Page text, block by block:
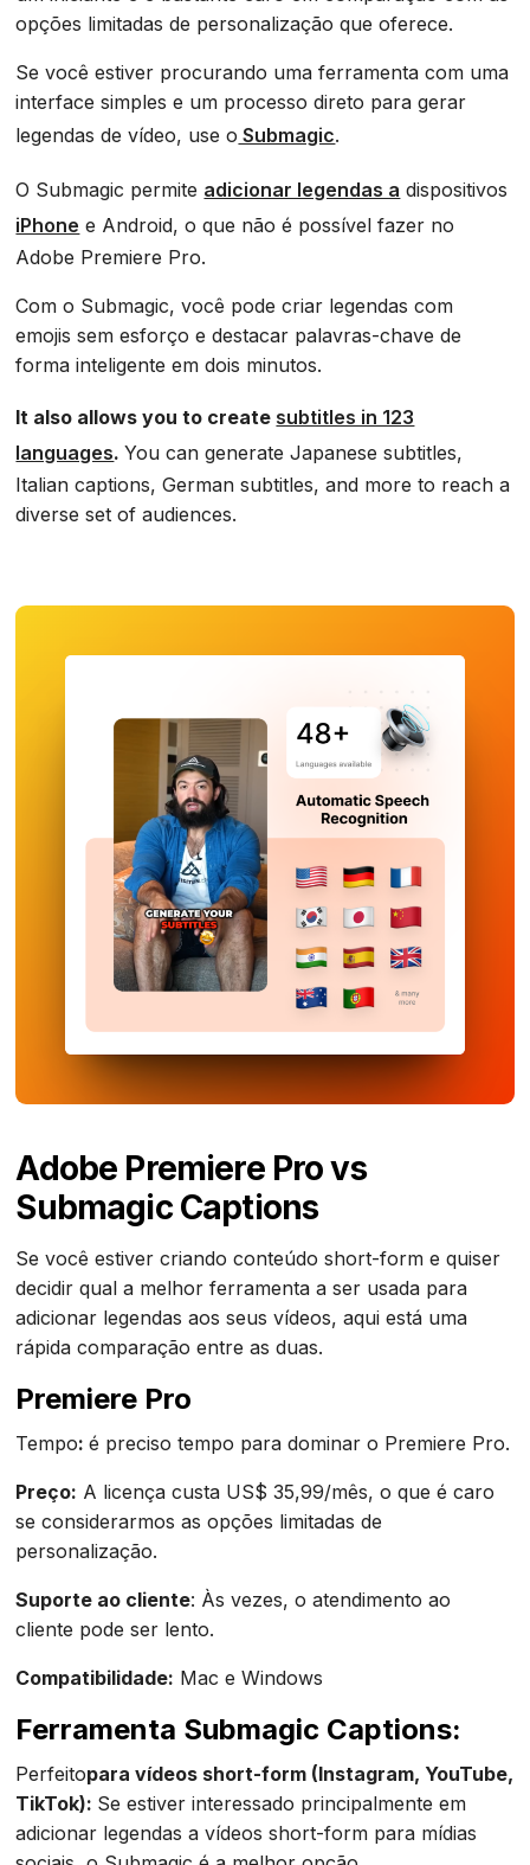
opções limitadas de personalização que oferece.
Se você estiver procurando uma ferramenta com uma
interface simples e um processo direto para gerar
legendas de vídeo, use o Submagic.
O Submagic permite adicionar legendas a dispositivos
iPhone e Android, o que não é possível fazer no
Adobe Premiere Pro.
Com o Submagic, você pode criar legendas com
emojis sem esforço e destacar palavras-chave de
forma inteligente em dois minutos.
It also allows you to create subtitles in 123
languages.You can generate Japanese subtitles,
Italian captions, German subtitles, and more to reach a
diverse set of audiences.
Adobe Premiere Pro vs
Submagic Captions
‍Se você estiver criando conteúdo short-form e quiser
decidir qual a melhor ferramenta a ser usada para
adicionar legendas aos seus vídeos, aqui está uma
rápida comparação entre as duas.
Premiere Pro
‍Tempo:é preciso tempo para dominar o Premiere Pro.
Preço: A licença custa US$ 35,99/mês, o que é caro
se considerarmos as opções limitadas de
personalização.
Suporte ao cliente: Às vezes, o atendimento ao
cliente pode ser lento.
Compatibilidade: Mac e Windows
Ferramenta Submagic Captions:
‍Perfeitopara vídeos short-form (Instagram, YouTube,
TikTok): Se estiver interessado principalmente em
adicionar legendas a vídeos short-form para mídias